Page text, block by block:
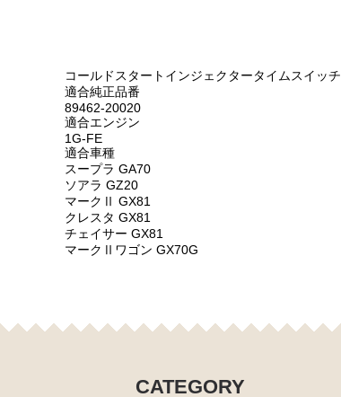
スープラ GA70 GA70H MA70 JZA70
エンジンパーツ 7M-GTEU MA70
エンジンパーツ 1JZ-GTE JZA70
エンジンパーツ 1G-GTEU GA70 GA70H
エンジンパーツ 1G-GEU GA70
エンジンパーツ 1G-EU GA70
コールドスタートインジェクタータイムスイッチ
適合純正品番
89462-20020
適合エンジン
1G-FE
適合車種
スープラ GA70
ソアラ GZ20
マークⅡ GX81
クレスタ GX81
チェイサー GX81
マークⅡワゴン GX70G
CATEGORY